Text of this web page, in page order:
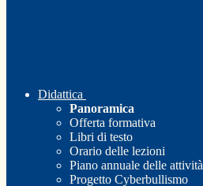
Didattica
Panoramica
Offerta formativa
Libri di testo
Orario delle lezioni
Piano annuale delle attività
Progetto Cyberbullismo